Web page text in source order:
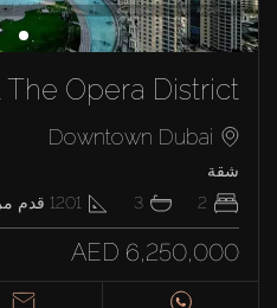
The Opera District
Downtown Dubai
شقة
2
3
1201 قدم
AED 6,250,000